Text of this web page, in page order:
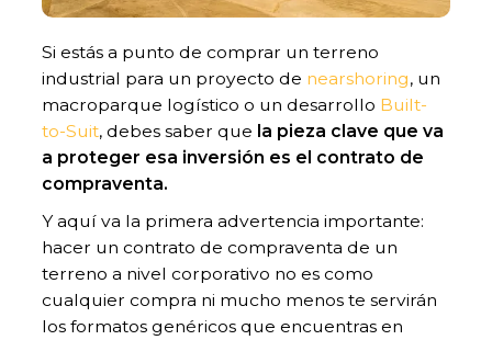
Si estás a punto de comprar un terreno
industrial para un proyecto de nearshoring, un
macroparque logístico o un desarrollo Built-
to-Suit, debes saber que la pieza clave que va
a proteger esa inversión es el contrato de
compraventa.
Y aquí va la primera advertencia importante:
hacer un contrato de compraventa de un
terreno a nivel corporativo no es como
cualquier compra ni mucho menos te servirán
los formatos genéricos que encuentras en